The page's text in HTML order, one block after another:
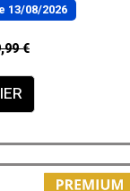
13/08/2026
€